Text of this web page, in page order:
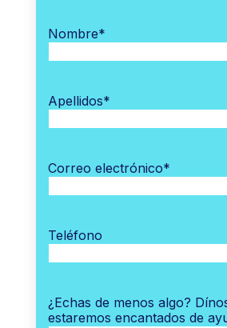
Nombre*
Apellidos*
Correo electrónico*
Teléfono
¿Echas de menos algo?
estaremos encantados de